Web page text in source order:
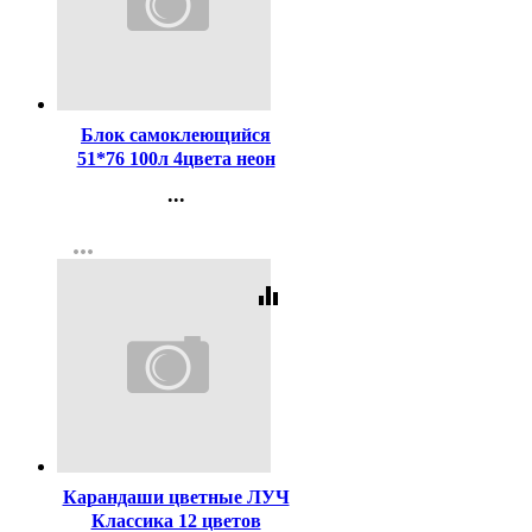
Блок самоклеющийся
51*76 100л 4цвета неон
(Ст.144)
...
Регистрация
more_horiz
equalizer
Карандаши цветные ЛУЧ
Классика 12 цветов